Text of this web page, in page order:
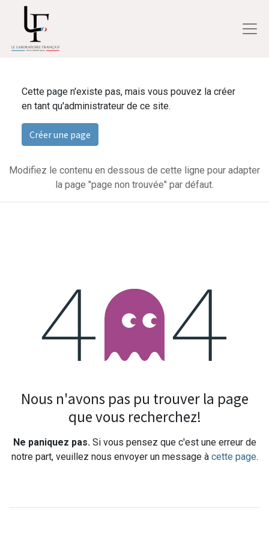
Cette page n'existe pas, mais vous pouvez la créer
en tant qu'administrateur de ce site.
Créer une page
Modifiez le contenu en dessous de cette ligne pour adapter
la page "page non trouvée" par défaut.
Erreur 404
Nous n'avons pas pu trouver la page
que vous recherchez!
Ne paniquez pas.Si vous pensez que c'est une erreur de
notre part, veuillez nous envoyer un message à cette page.